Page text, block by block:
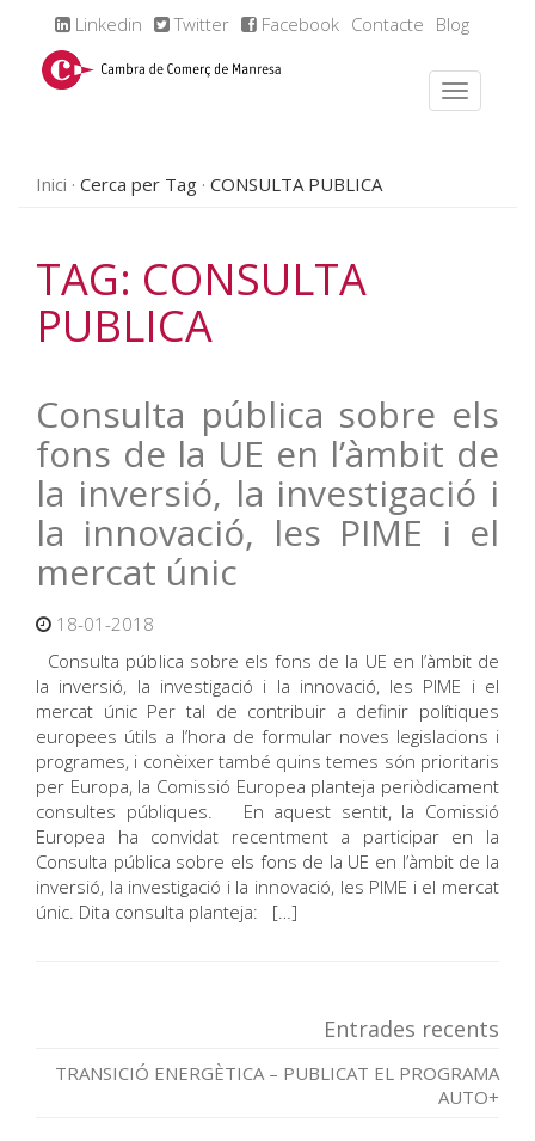
Linkedin Twitter Facebook Contacte Blog
Inici Cerca per Tag CONSULTA PUBLICA
TAG: CONSULTA
PUBLICA
Consulta pública sobre els
fons de la UE en l’àmbit de
la inversió, la investigació i
la innovació, les PIME i el
mercat únic
18-01-2018
Consulta pública sobre els fons de la UE en l’àmbit de
la inversió, la investigació i la innovació, les PIME i el
mercat únic Per tal de contribuir a definir polítiques
europees útils a l’hora de formular noves legislacions i
programes, i conèixer també quins temes són prioritaris
per Europa, la Comissió Europea planteja periòdicament
consultes públiques. En aquest sentit, la Comissió
Europea ha convidat recentment a participar en la
Consulta pública sobre els fons de la UE en l’àmbit de la
inversió, la investigació i la innovació, les PIME i el mercat
únic. Dita consulta planteja: […]
Entrades recents
TRANSICIÓ ENERGÈTICA – PUBLICAT EL PROGRAMA
AUTO+